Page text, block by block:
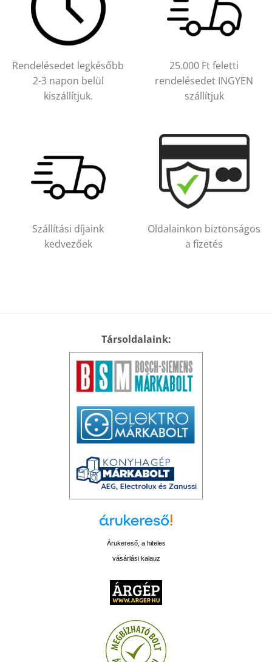
Rendelésedet legkésőbb
2-3 napon belül
kiszállítjuk.
25.000 Ft feletti
rendelésedet INGYEN
szállítjuk
Szállítási díjaink
kedvezőek
Oldalainkon biztonságos
a fizetés
Társoldalaink:
Árukereső, a hiteles
vásárlási kalauz